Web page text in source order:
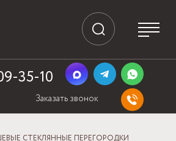
35-10
Заказать звонок
СТЕКЛЯННЫЕ ПЕРЕГОРОДКИ